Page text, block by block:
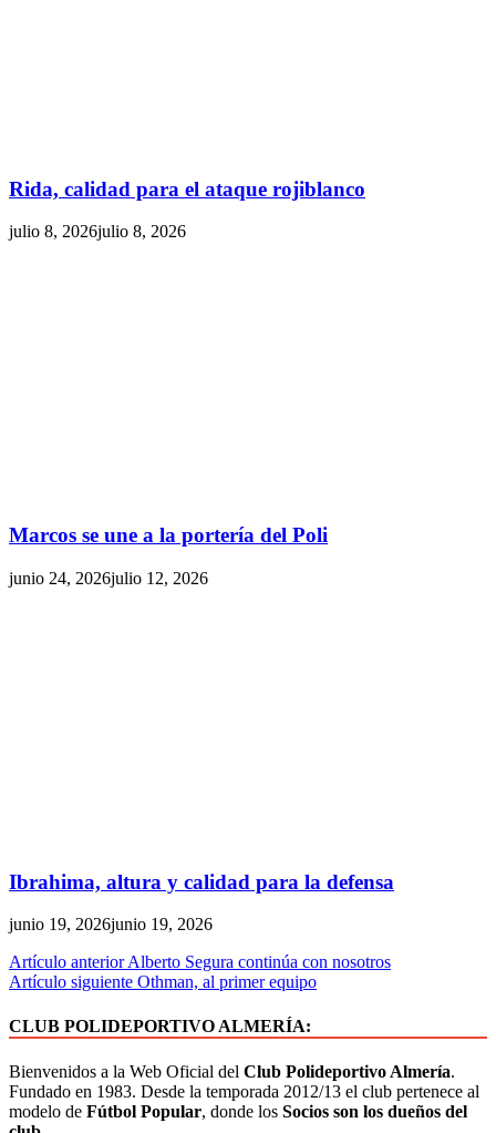
Rida, calidad para el ataque rojiblanco
julio 8, 2026julio 8, 2026
Marcos se une a la portería del Poli
junio 24, 2026julio 12, 2026
Ibrahima, altura y calidad para la defensa
junio 19, 2026junio 19, 2026
Artículo anterior Alberto Segura continúa con nosotros
Artículo siguiente Othman, al primer equipo
CLUB POLIDEPORTIVO ALMERÍA:
Bienvenidos a la Web Oficial del Club Polideportivo Almería.
Fundado en 1983. Desde la temporada 2012/13 el club pertenece al
modelo de Fútbol Popular, donde los Socios son los dueños del